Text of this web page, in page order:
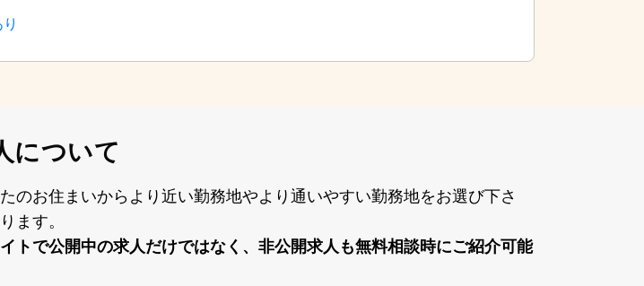
について
のお住まいからより近い勤務地やより通いやすい勤務地をお選び下さ
ます。
トで公開中の求⼈だけではなく、⾮公開求⼈も無料相談時にご紹介可能